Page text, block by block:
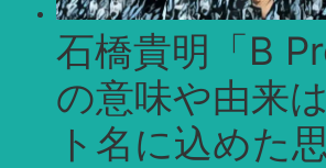
石橋貴明「B
の意味や由来
ト名に込めた